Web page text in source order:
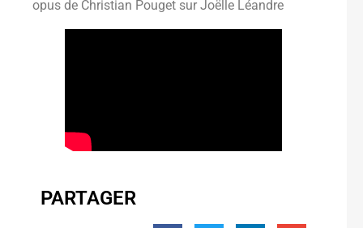
opus de Christian Pouget sur Joëlle Léandre
PARTAGER